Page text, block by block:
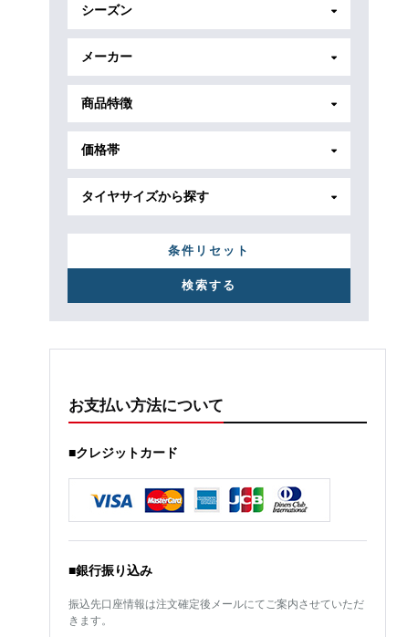
シーズン
メーカー
商品特徴
価格帯
タイヤサイズから探す
条件リセット
お支払い方法について
■クレジットカード
■銀行振り込み
振込先口座情報は注文確定後メールにてご案内させていただ
きます。